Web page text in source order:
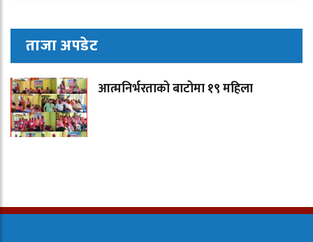
ताजा अपडेट
आत्मनिर्भरताको बाटोमा १९ महिला